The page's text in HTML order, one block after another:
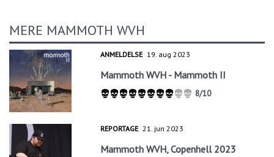
MERE MAMMOTH WVH
ANMELDELSE 19. aug 2023
Mammoth WVH - Mammoth II
8/10
REPORTAGE 21. jun 2023
Mammoth WVH, Copenhell 2023